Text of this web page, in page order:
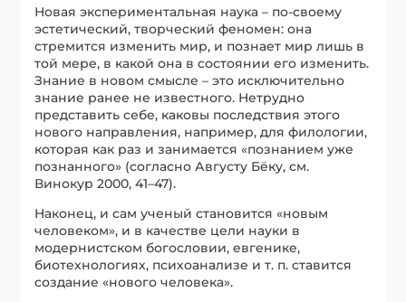
Новая экспериментальная наука – по-своему
эстетический, творческий феномен: она
стремится изменить мир, и познает мир лишь в
той мере, в какой она в состоянии его изменить.
Знание в новом смысле – это исключительно
знание ранее не известного. Нетрудно
представить себе, каковы последствия этого
нового направления, например, для филологии,
которая как раз и занимается «познанием уже
познанного» (согласно Августу Бёку, см.
Винокур 2000, 41–47).
Наконец, и сам ученый становится «новым
человеком», и в качестве цели науки в
модернистском богословии, евгенике,
биотехнологиях, психоанализе и т. п. ставится
создание «нового человека».